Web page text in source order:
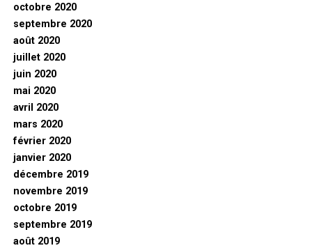
octobre 2020
septembre 2020
août 2020
juillet 2020
juin 2020
mai 2020
avril 2020
mars 2020
février 2020
janvier 2020
décembre 2019
novembre 2019
octobre 2019
septembre 2019
août 2019